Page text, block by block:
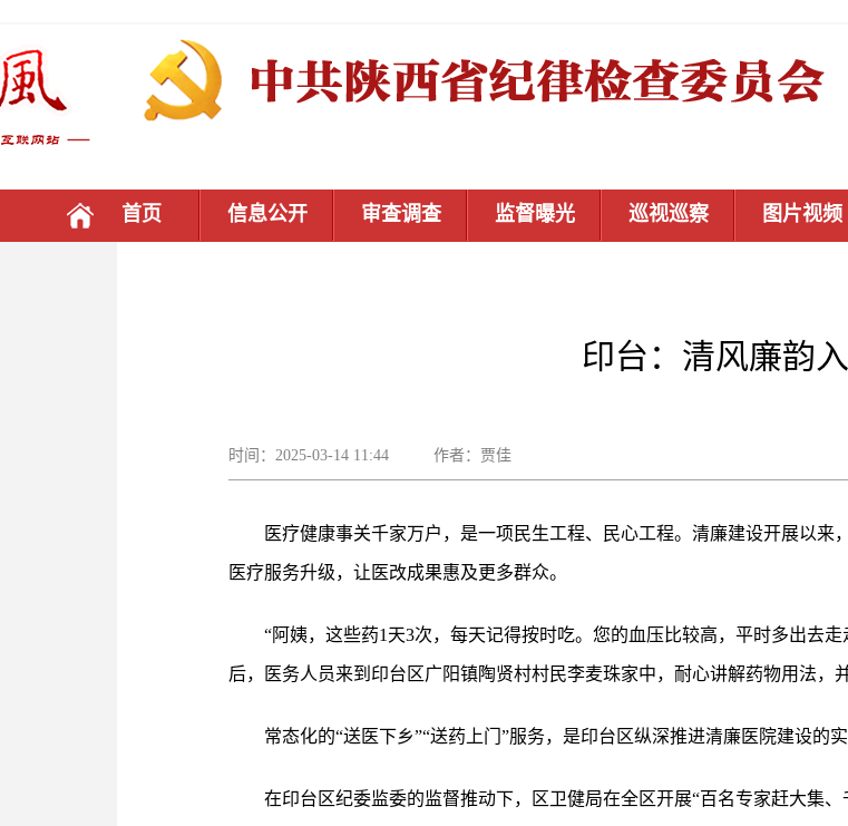
首页 信息公开 审查调查 监督曝光 巡视巡察 图片视频
印台：清风廉韵
时间：2025-03-14 11:44 作者：贾佳
医疗健康事关千家万户，是一项民生工程、民心工程。清廉建设开展以
医疗服务升级，让医改成果惠及更多群众。
“阿姨，这些药1天3次，每天记得按时吃。您的血压比较高，平时多出去
后，医务人员来到印台区广阳镇陶贤村村民李麦珠家中，耐心讲解药物用法，
常态化的“送医下乡”“送药上门”服务，是印台区纵深推进清廉医院建设的实
在印台区纪委监委的监督推动下，区卫健局在全区开展“百名专家赶大集